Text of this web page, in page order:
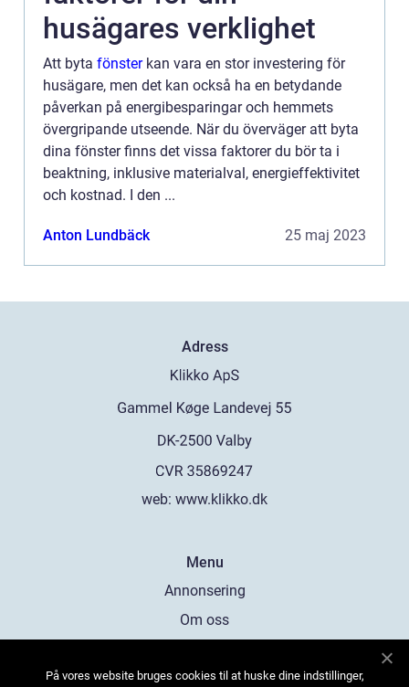
husägares verklighet
Att byta fönsterkan vara en stor investering för
husägare, men det kan också ha en betydande
påverkan på energibesparingar och hemmets
övergripande utseende. När du överväger att byta
dina fönster finns det vissa faktorer du bör ta i
beaktning, inklusive materialval, energieffektivitet
och kostnad. I den ...
Anton Lundbäck 25 maj 2023
Adress
web: www.klikko.dk
Menu
Annonsering
Om oss
Kontakta oss
På vores website bruges cookies til at huske dine indstillinger,